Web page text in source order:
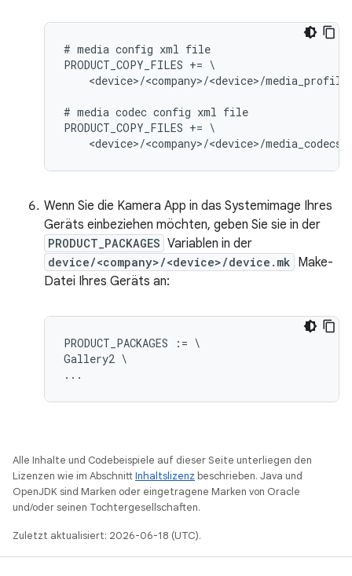
# media config xml file
PRODUCT_COPY_FILES += \
<device>/<company>/<device>/
# media codec config xml file
PRODUCT_COPY_FILES += \
Wenn Sie die Kamera App in das Systemimage Ihres
Geräts einbeziehen möchten, geben Sie sie in der
PRODUCT_PACKAGES Variablen in der
device/<company>/<device>/device.mk Make-
Datei Ihres Geräts an:
PRODUCT_PACKAGES := \
Gallery2 \
Alle Inhalte und Codebeispiele auf dieser Seite unterliegen den
Lizenzen wie im AbschnittInhaltslizenz beschrieben. Java und
OpenJDK sind Marken oder eingetragene Marken von Oracle
und/oder seinen Tochtergesellschaften.
Zuletzt aktualisiert: 2026-06-18 (UTC).